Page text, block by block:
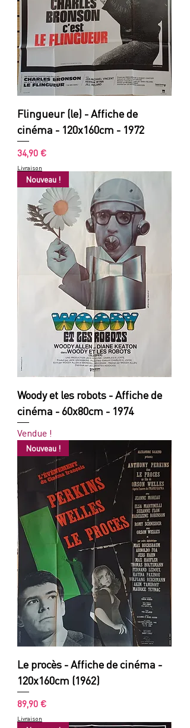
Flingueur (le) - Affiche de
cinéma - 120x160cm - 1972
Prix
34,90 €
Livraison
Nouveau !
Woody et les robots - Affiche de
cinéma - 60x80cm - 1974
Vendue !
Nouveau !
Le procès - Affiche de cinéma -
120x160cm (1962)
Prix
89,90 €
Livraison